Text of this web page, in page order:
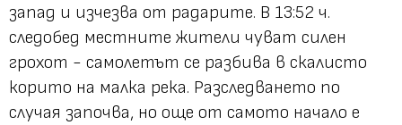
запад и изчезва от радарите. В 13:52 ч.
следобед местните жители чуват силен
грохот - самолетът се разбива в скалисто
корито на малка река. Разследването по
случая започва, но още от самото начало е